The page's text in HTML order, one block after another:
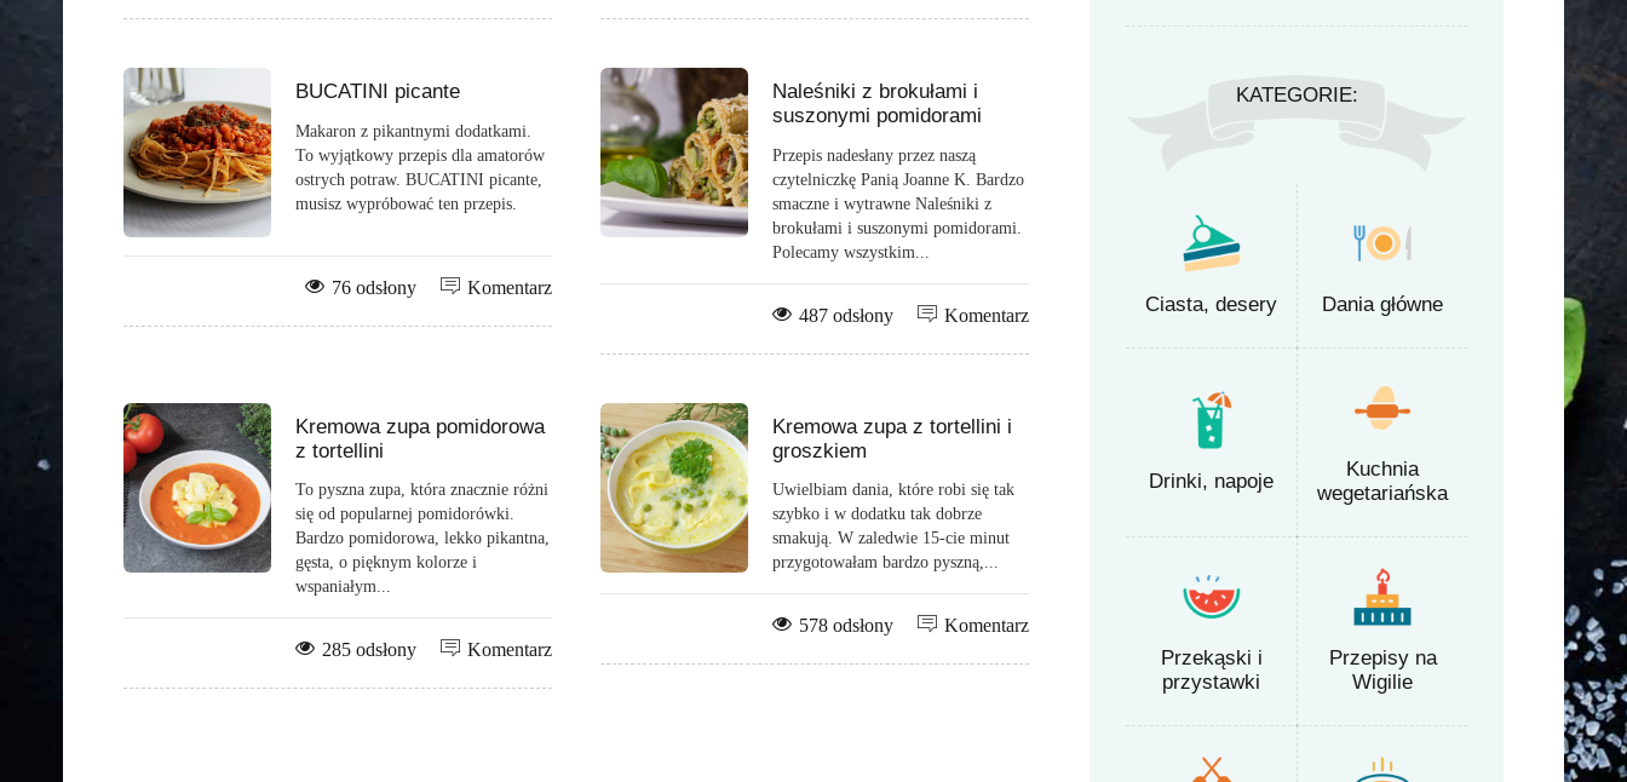
BUCATINI picante
Makaron z pikantnymi dodatkami.
To wyjątkowy przepis dla amatorów
ostrych potraw. BUCATINI picante,
musisz wypróbować ten przepis.
Komentarz
76 odsłony
Naleśniki z brokułami i
suszonymi pomidorami
Przepis nadesłany przez naszą
czytelniczkę Panią Joanne K. Bardzo
smaczne i wytrawne Naleśniki z
brokułami i suszonymi pomidorami.
Polecamy wszystkim...
Komentarz
487 odsłony
Kremowa zupa pomidorowa
z tortellini
To pyszna zupa, która znacznie różni
się od popularnej pomidorówki.
Bardzo pomidorowa, lekko pikantna,
gęsta, o pięknym kolorze i
wspaniałym...
Komentarz
285 odsłony
Kremowa zupa z tortellini i
groszkiem
Uwielbiam dania, które robi się tak
szybko i w dodatku tak dobrze
smakują. W zaledwie 15-cie minut
przygotowałam bardzo pyszną,...
Komentarz
578 odsłony
KATEGORIE:
Ciasta, desery Dania główne
Drinki, napoje
Kuchnia
wegetariańska
Przekąski i
przystawki
Przepisy na
Wigilie